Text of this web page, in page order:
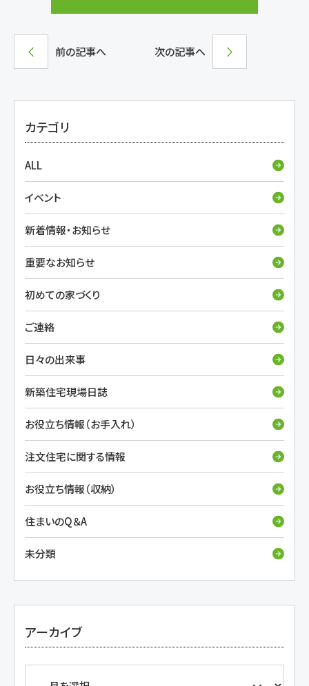
前の記事へ 次の記事へ
カテゴリ
ALL
イベント
新着情報・お知らせ
重要なお知らせ
初めての家づくり
ご連絡
日々の出来事
新築住宅現場日誌
お役立ち情報（お手入れ）
注文住宅に関する情報
お役立ち情報（収納）
住まいのQ＆A
未分類
アーカイブ